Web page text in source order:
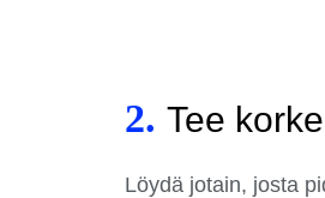
2. Tee
Löydä jotain, josta